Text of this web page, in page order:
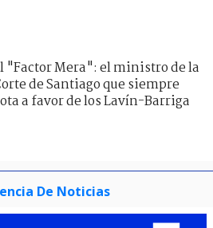
"Factor Mera": el ministro de la
de Santiago que siempre
a favor de los Lavín-Barriga
De Noticias